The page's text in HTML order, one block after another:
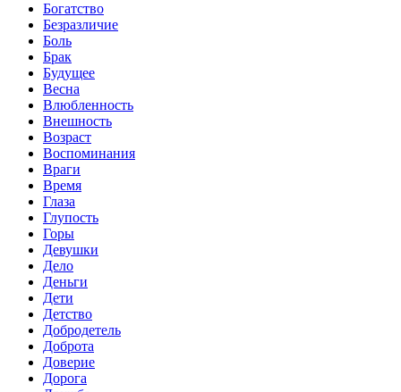
Богатство
Безразличие
Боль
Брак
Будущее
Весна
Влюбленность
Внешность
Возраст
Воспоминания
Враги
Время
Глаза
Глупость
Горы
Девушки
Дело
Деньги
Дети
Детство
Добродетель
Доброта
Доверие
Дорога